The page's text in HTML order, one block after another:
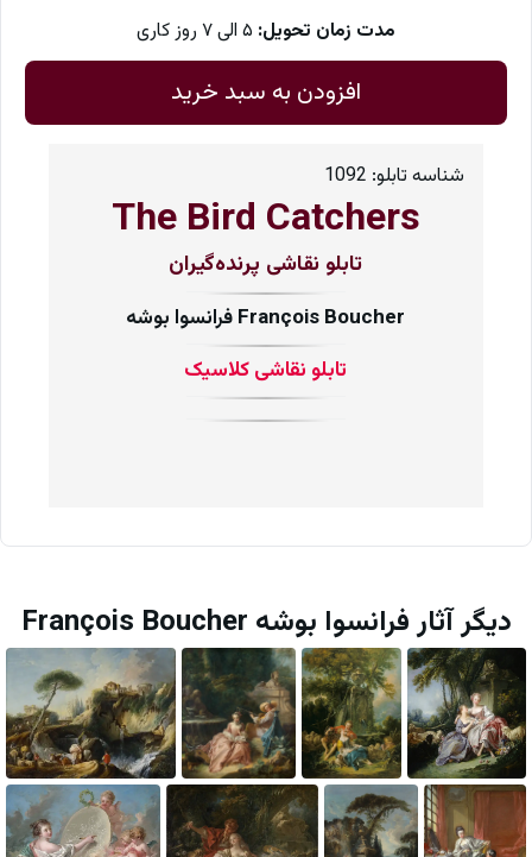
مدت زمان تحویل: ۵ الی ۷ روز کاری
افزودن به سبد خرید
شناسه تابلو: 1092
The Bird Catchers
تابلو نقاشی پرنده‌گیران
فرانسوا بوشه François Boucher
تابلو نقاشی کلاسیک
دیگر آثار فرانسوا بوشه François Boucher